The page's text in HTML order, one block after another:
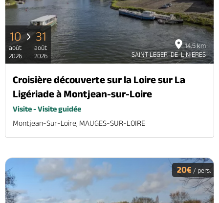
Brochures & Cartes Offices de tourisme Comment venir ? Ecrivez-nous
14.5 km
SAINT LEGER-DE-LINIERES
10
août
2026
31
août
2026
Croisière découverte sur la Loire sur La
Ligériade à Montjean-sur-Loire
Visite - Visite guidée
Montjean-Sur-Loire, MAUGES-SUR-LOIRE
20€ / pers.